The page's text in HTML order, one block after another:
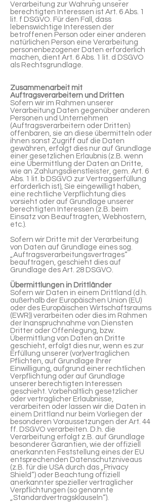
Verarbeitung zur Wahrung unserer
berechtigten Interessen ist Art. 6 Abs. 1
lit. f DSGVO. Für den Fall, dass
lebenswichtige Interessen der
betroffenen Person oder einer anderen
natürlichen Person eine Verarbeitung
personenbezogener Daten erforderlich
machen, dient Art. 6 Abs. 1 lit. d DSGVO
als Rechtsgrundlage.
Zusammenarbeit mit
Auftragsverarbeitern und Dritten
Sofern wir im Rahmen unserer
Verarbeitung Daten gegenüber anderen
Personen und Unternehmen
(Auftragsverarbeitern oder Dritten)
offenbaren, sie an diese übermitteln oder
ihnen sonst Zugriff auf die Daten
gewähren, erfolgt dies nur auf Grundlage
einer gesetzlichen Erlaubnis (z.B. wenn
eine Übermittlung der Daten an Dritte,
wie an Zahlungsdienstleister, gem. Art. 6
Abs. 1 lit. b DSGVO zur Vertragserfüllung
erforderlich ist), Sie eingewilligt haben,
eine rechtliche Verpflichtung dies
vorsieht oder auf Grundlage unserer
berechtigten Interessen (z.B. beim
Einsatz von Beauftragten, Webhostern,
etc.).
Sofern wir Dritte mit der Verarbeitung
von Daten auf Grundlage eines sog.
„Auftragsverarbeitungsvertrages“
beauftragen, geschieht dies auf
Grundlage des Art. 28 DSGVO.
Übermittlungen in Drittländer
Sofern wir Daten in einem Drittland (d.h.
außerhalb der Europäischen Union (EU)
oder des Europäischen Wirtschaftsraums
(EWR)) verarbeiten oder dies im Rahmen
der Inanspruchnahme von Diensten
Dritter oder Offenlegung, bzw.
Übermittlung von Daten an Dritte
geschieht, erfolgt dies nur, wenn es zur
Erfüllung unserer (vor)vertraglichen
Pflichten, auf Grundlage Ihrer
Einwilligung, aufgrund einer rechtlichen
Verpflichtung oder auf Grundlage
unserer berechtigten Interessen
geschieht. Vorbehaltlich gesetzlicher
oder vertraglicher Erlaubnisse,
verarbeiten oder lassen wir die Daten in
einem Drittland nur beim Vorliegen der
besonderen Voraussetzungen der Art. 44
ff. DSGVO verarbeiten. D.h. die
Verarbeitung erfolgt z.B. auf Grundlage
besonderer Garantien, wie der offiziell
anerkannten Feststellung eines der EU
entsprechenden Datenschutzniveaus
(z.B. für die USA durch das „Privacy
Shield“) oder Beachtung offiziell
anerkannter spezieller vertraglicher
Verpflichtungen (so genannte
„Standardvertragsklauseln“).